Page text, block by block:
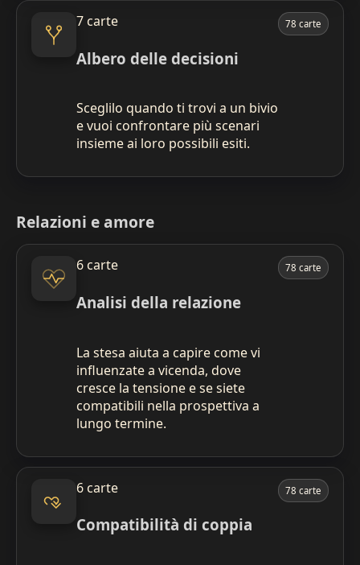
7 carte
Albero delle decisioni
Sceglilo quando ti trovi a un bivio
e vuoi confrontare più scenari
insieme ai loro possibili esiti.
78 carte
Relazioni e amore
6 carte
Analisi della relazione
La stesa aiuta a capire come vi
influenzate a vicenda, dove
cresce la tensione e se siete
compatibili nella prospettiva a
lungo termine.
78 carte
6 carte
Compatibilità di coppia
78 carte